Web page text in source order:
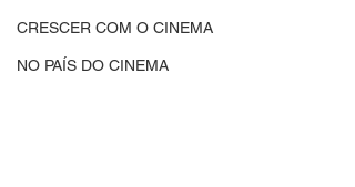
CRESCER COM O CINEMA
NO PAÍS DO CINEMA